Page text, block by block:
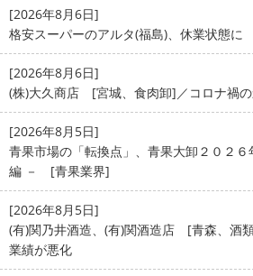
[2026年8月6日]
格安スーパーのアルタ(福島)、休業状態
[2026年8月6日]
(株)大久商店 [宮城、食肉卸]／コロナ禍
[2026年8月5日]
青果市場の「転換点」、青果大卸２０２
編 － [青果業界]
[2026年8月5日]
(有)関乃井酒造、(有)関酒造店 [青森、酒
業績が悪化